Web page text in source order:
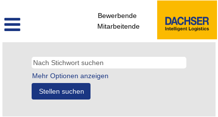
Bewerbende
Mitarbeitende
Mehr Optionen anzeigen